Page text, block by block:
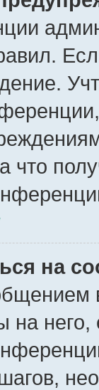
что
на
на